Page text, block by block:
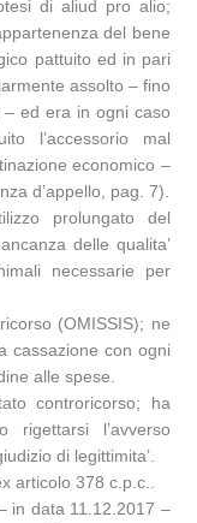
di aliud pro alio;
del bene
pattuito ed in pari
assolto – fino
– ed era in ogni caso
l’accessorio mal
economico –
d’appello, pag. 7).
prolungato del
delle qualita’
necessarie per
(OMISSIS); ne
cassazione con ogni
alle spese.
controricorso; ha
rigettarsi l’avverso
di legittimita’.
articolo 378 c.p.c..
in data 11.12.2017 –